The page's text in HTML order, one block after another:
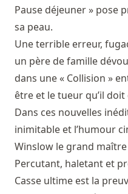
Pause déjeuner » pose
sa peau.
Une terrible erreur,
un père de famille
dans une « Collision »
être et le tueur qu’il
Dans ces nouvelles
inimitable et l’humour
Winslow le grand
Percutant, haletant et
Casse ultime est la